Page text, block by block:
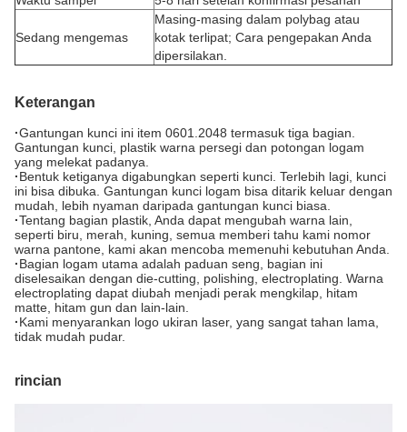
Sedang mengemas
Masing-masing dalam polybag atau
kotak terlipat; Cara pengepakan Anda
dipersilakan.
Keterangan
·Gantungan kunci ini item 0601.2048 termasuk tiga bagian.
Gantungan kunci, plastik warna persegi dan potongan logam
yang melekat padanya.
·Bentuk ketiganya digabungkan seperti kunci. Terlebih lagi, kunci
ini bisa dibuka. Gantungan kunci logam bisa ditarik keluar dengan
mudah, lebih nyaman daripada gantungan kunci biasa.
·Tentang bagian plastik, Anda dapat mengubah warna lain,
seperti biru, merah, kuning, semua memberi tahu kami nomor
warna pantone, kami akan mencoba memenuhi kebutuhan Anda.
·Bagian logam utama adalah paduan seng, bagian ini
diselesaikan dengan die-cutting, polishing, electroplating. Warna
electroplating dapat diubah menjadi perak mengkilap, hitam
matte, hitam gun dan lain-lain.
·Kami menyarankan logo ukiran laser, yang sangat tahan lama,
tidak mudah pudar.
rincian